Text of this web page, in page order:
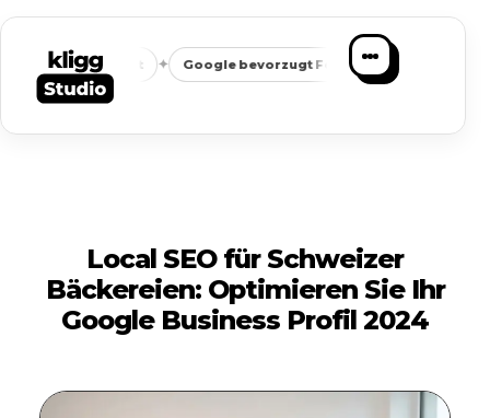
Google bevorzugt Fokus ✦ Passende Anfragen
Local SEO für Schweizer
Bäckereien: Optimieren Sie Ihr
Google Business Profil 2024